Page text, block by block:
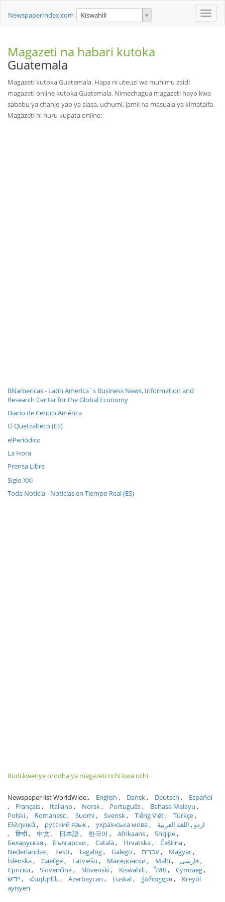
Toggle
NewspaperIndex.com Kiswahili
Magazeti na habari kutoka
Guatemala
Magazeti kutoka Guatemala. Hapa ni uteuzi wa muhimu zaidi
magazeti online kutoka Guatemala. Nimechagua magazeti hayo kwa
sababu ya chanjo yao ya siasa, uchumi, jamii na masuala ya kimataifa.
Magazeti ni huru kupata online:
BNamericas - Latin America´s Business News, Information and
Research Center for the Global Economy
Diario de Centro América
El Quetzalteco (ES)
elPeriódico
La Hora
Prensa Libre
Siglo XXI
Toda Noticia - Noticias en Tiempo Real (ES)
Rudi kwenye orodha ya magazeti nchi kwa nchi
Newspaper list WorldWide: English Dansk Deutsch
Español
Français
Italiano Norsk Português
Bahasa Melayu
Polski
Romanesc Suomi Svensk Tiếng Việt
Türkçe
Ελληνικά
русский язык українська мова اردو
اللغة العربية
हिन्दी
中文 日本語 한국어 Afrikaans
Shqipe
Беларуская
Български Català Hrvatska
Čeština
Nederlandse
Eesti Tagalog Galego עברית
Magyar
Íslenska
Gaeilge Latviešu Македонски Malti
فارسی
Српски
Slovenčina Slovenski Kiswahili ไทย
Cymraeg
ייִדיש
Հայերեն Azərbaycan Euskal ქართული
Kreyòl
ayisyen